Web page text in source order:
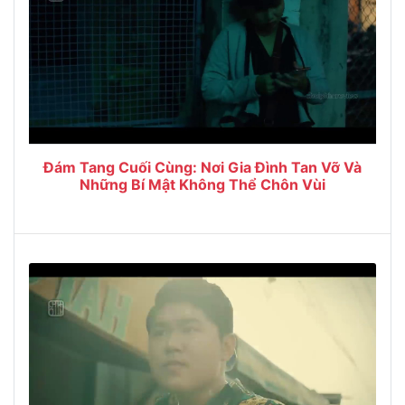
Đám Tang Cuối Cùng: Nơi Gia Đình Tan Vỡ Và
Những Bí Mật Không Thể Chôn Vùi